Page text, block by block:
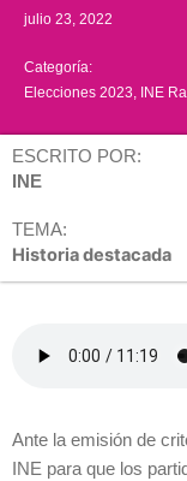
julio 23, 2022
Categoría:
Elecciones 2023 INE
ESCRITO POR:
INE
TEMA:
Historia destacada
Ante la emisión de
INE para que los